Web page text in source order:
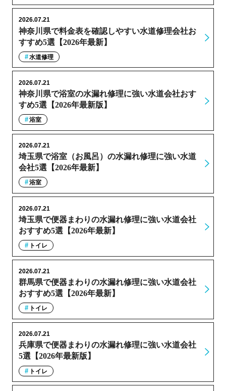
神奈川県で料金表を確認しやすい水道修理会社お
すすめ5選【2026年最新】
2026.07.21
水道修理
神奈川県で浴室の水漏れ修理に強い水道会社おす
すめ5選【2026年最新版】
2026.07.21
浴室
埼玉県で浴室（お風呂）の水漏れ修理に強い水道
会社5選【2026年最新】
2026.07.21
浴室
埼玉県で便器まわりの水漏れ修理に強い水道会社
おすすめ5選【2026年最新】
2026.07.21
トイレ
群馬県で便器まわりの水漏れ修理に強い水道会社
おすすめ5選【2026年最新】
2026.07.21
トイレ
兵庫県で便器まわりの水漏れ修理に強い水道会社
5選【2026年最新版】
2026.07.21
トイレ